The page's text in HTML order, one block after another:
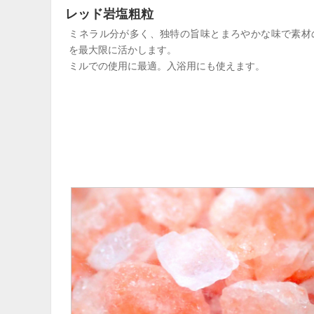
レッド岩塩粗粒
ミネラル分が多く、独特の旨味とまろやかな味で素材
を最大限に活かします。
ミルでの使用に最適。入浴用にも使えます。